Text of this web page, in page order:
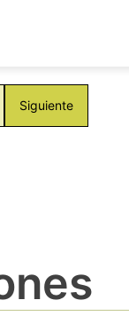
Siguiente